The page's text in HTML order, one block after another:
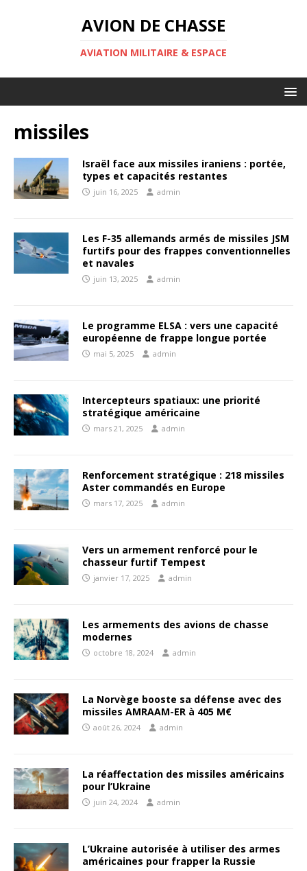
AVION DE CHASSE
AVIATION MILITAIRE & ESPACE
missiles
Israël face aux missiles iraniens : portée,
types et capacités restantes
juin 16, 2025 admin
Les F-35 allemands armés de missiles JSM
furtifs pour des frappes conventionnelles
et navales
juin 13, 2025 admin
Le programme ELSA : vers une capacité
européenne de frappe longue portée
mai 5, 2025 admin
Intercepteurs spatiaux: une priorité
stratégique américaine
mars 21, 2025 admin
Renforcement stratégique : 218 missiles
Aster commandés en Europe
mars 17, 2025 admin
Vers un armement renforcé pour le
chasseur furtif Tempest
janvier 17, 2025 admin
Les armements des avions de chasse
modernes
octobre 18, 2024 admin
La Norvège booste sa défense avec des
missiles AMRAAM-ER à 405 M€
août 26, 2024 admin
La réaffectation des missiles américains
pour l’Ukraine
juin 24, 2024 admin
L’Ukraine autorisée à utiliser des armes
américaines pour frapper la Russie